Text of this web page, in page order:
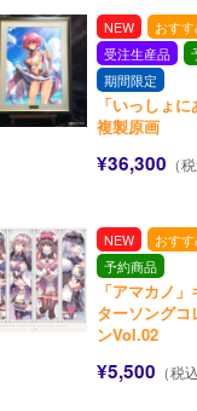
NEW
おす
受注生産品
期間限定
「いっしょに
複製原画
¥36,300 （
NEW
おす
予約商品
「アマカノ
ターソングコ
ンVol.02
¥5,500 （税